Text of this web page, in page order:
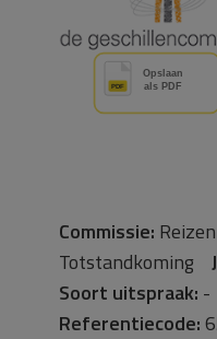
Commissie:
Totstandkoming
Soort uitspraak: -
Referentiecode: